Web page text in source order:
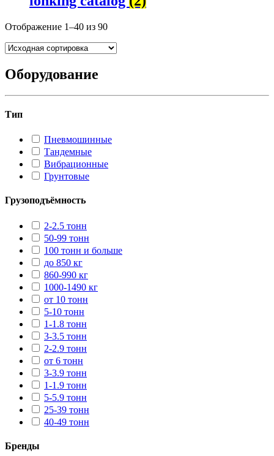
Отображение 1–40 из 90
Оборудование
Тип
Пневмошинные
Тандемные
Вибрационные
Грунтовые
Грузоподъёмность
2-2.5 тонн
50-99 тонн
100 тонн и больше
до 850 кг
860-990 кг
1000-1490 кг
от 10 тонн
5-10 тонн
1-1.8 тонн
3-3.5 тонн
2-2.9 тонн
от 6 тонн
3-3.9 тонн
1-1.9 тонн
5-5.9 тонн
25-39 тонн
40-49 тонн
Бренды